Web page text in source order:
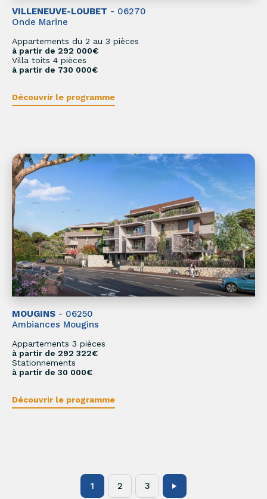
VILLENEUVE-LOUBET - 06270
Onde Marine
Appartements du 2 au 3 pièces
à partir de 292 000€
Villa toits 4 pièces
à partir de 730 000€
Découvrir le programme
MOUGINS - 06250
Ambiances Mougins
Appartements 3 pièces
à partir de 292 322€
Stationnements
à partir de 30 000€
Découvrir le programme
1 2 3